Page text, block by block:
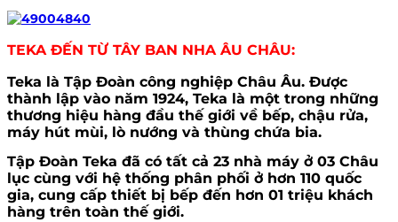
TEKA ĐẾN TỪ TÂY BAN NHA ÂU CHÂU:
Teka là Tập Đoàn công nghiệp Châu Âu. Được
thành lập vào năm 1924, Teka là một trong những
thương hiệu hàng đầu thế giới về bếp, chậu rửa,
máy hút mùi, lò nướng và thùng chứa bia.
Tập Đoàn Teka đã có tất cả 23 nhà máy ở 03 Châu
lục cùng với hệ thống phân phối ở hơn 110 quốc
gia, cung cấp thiết bị bếp đến hơn 01 triệu khách
hàng trên toàn thế giới.